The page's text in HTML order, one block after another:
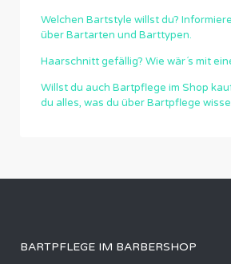
Welchen Bartstyle willst du?
über Bartarten und Barttypen.
Haarschnitt gefällig? Wie wär´s mit
Willst du auch Bartpflege im Shop
du alles, was du über Bartpflege
BARTPFLEGE IM BARBERSHOP